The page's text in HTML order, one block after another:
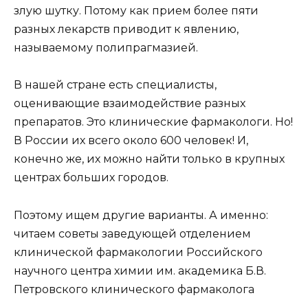
злую шутку. Потому как прием более пяти
разных лекарств приводит к явлению,
называемому полипрагмазией.
В нашей стране есть специалисты,
оценивающие взаимодействие разных
препаратов. Это клинические фармакологи. Но!
В России их всего около 600 человек! И,
конечно же, их можно найти только в крупных
центрах больших городов.
Поэтому ищем другие варианты. А именно:
читаем советы заведующей отделением
клинической фармакологии Российского
научного центра химии им. академика Б.В.
Петровского клинического фармаколога